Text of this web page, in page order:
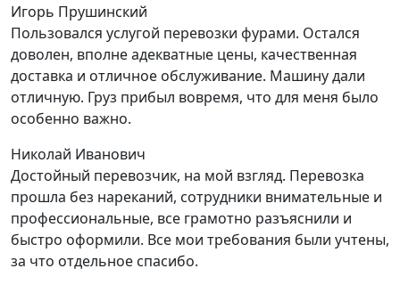
Игорь Прушинский
Пользовался услугой перевозки фурами. Остался
доволен, вполне адекватные цены, качественная
доставка и отличное обслуживание. Машину дали
отличную. Груз прибыл вовремя, что для меня было
особенно важно.
Николай Иванович
Достойный перевозчик, на мой взгляд. Перевозка
прошла без нареканий, сотрудники внимательные и
профессиональные, все грамотно разъяснили и
быстро оформили. Все мои требования были учтены,
за что отдельное спасибо.